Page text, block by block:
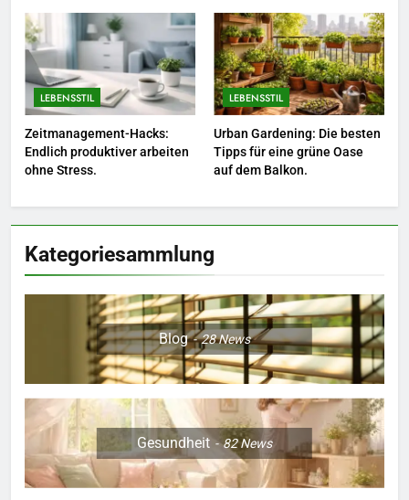
Berufliche Neuorientierung: Mut
zum Quereinstieg in der neuen
Saison.
LEBENSSTIL
8
Farbenpracht statt Wintergrau:
So kombinieren Sie Pastelltöne
in diesem Jahr.
LEBENSSTIL
Zeitmanagement-Hacks:
Endlich produktiver arbeiten
ohne Stress.
LEBENSSTIL
Urban Gardening: Die besten
Tipps für eine grüne Oase
auf dem Balkon.
Kategoriesammlung
Blog 28News
Gesundheit 82News